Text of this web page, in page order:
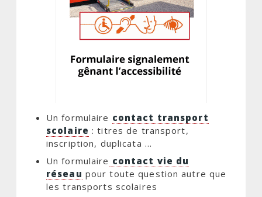
Un formulaire contact transport
scolaire : titres de transport,
inscription, duplicata ...
Un formulaire contact vie du
réseau pour toute question autre que
les transports scolaires